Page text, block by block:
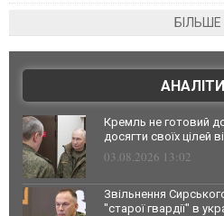
БІЛЬШЕ
Кремль не готовий
досягти своїх цілей
03.08.2026 13:02
Звільнення
"старої гвардії" в